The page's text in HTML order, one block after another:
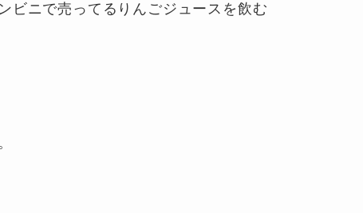
ビニで売ってるりんごジュースを飲む